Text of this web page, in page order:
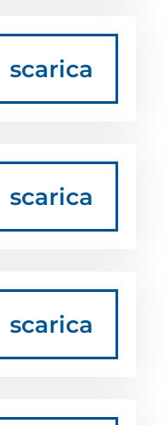
scarica
scarica
scarica